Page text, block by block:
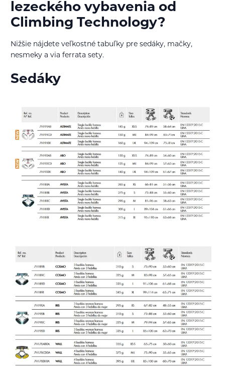
lezeckého vybavenia od
Climbing Technology?
Nižšie nájdete veľkostné tabuľky pre sedáky, mačky,
nesmeky a via ferrata sety.
Sedáky